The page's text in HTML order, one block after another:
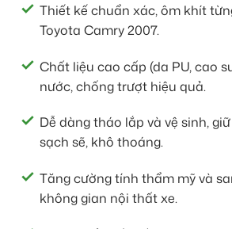
Thiết kế chuẩn xác, ôm khít
Toyota Camry 2007.
Chất liệu cao cấp (da PU, cao
nước, chống trượt hiệu quả.
Dễ dàng tháo lắp và vệ sinh,
sạch sẽ, khô thoáng.
Tăng cường tính thẩm mỹ và
không gian nội thất xe.